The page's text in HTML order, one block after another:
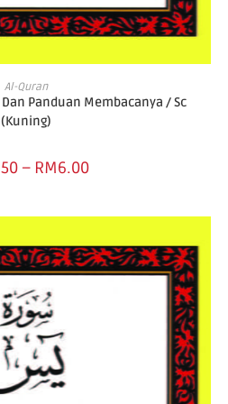
OPTIONS
Al-Quran
Panduan Membacanya / Sc
(Kuning)
– RM6.00